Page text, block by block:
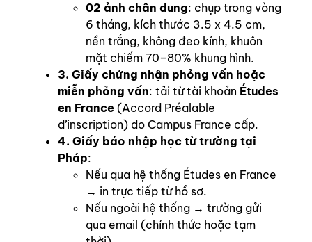
02 ảnh chân dung: chụp trong vòng
6 tháng, kích thước 3.5 x 4.5 cm,
nền trắng, không đeo kính, khuôn
mặt chiếm 70–80% khung hình.
3. Giấy chứng nhận phỏng vấn hoặc
miễn phỏng vấn: tải từ tài khoản Études
en France (Accord Préalable
d’inscription) do Campus France cấp.
4. Giấy báo nhập học từ trường tại
Pháp:
Nếu qua hệ thống Études en France
→ in trực tiếp từ hồ sơ.
Nếu ngoài hệ thống → trường gửi
qua email (chính thức hoặc tạm